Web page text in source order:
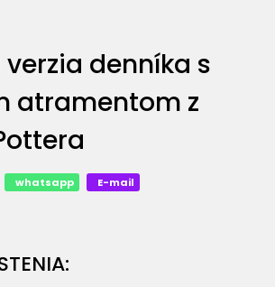
denníka s
atramentom z
whatsapp E-mail